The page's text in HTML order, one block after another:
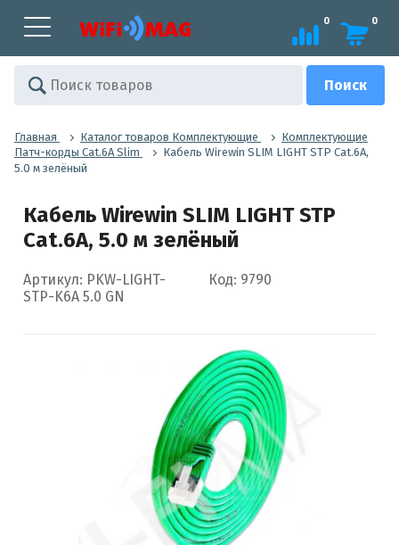
0 0
Главная Каталог товаров Комплектующие
Комплектующие
Патч-корды Cat.6A Slim
Кабель Wirewin SLIM LIGHT STP Cat.6A,
5.0 м зелёный
Кабель Wirewin SLIM LIGHT STP
Cat.6A, 5.0 м зелёный
Артикул: PKW-LIGHT-
STP-K6A 5.0 GN
Код: 9790